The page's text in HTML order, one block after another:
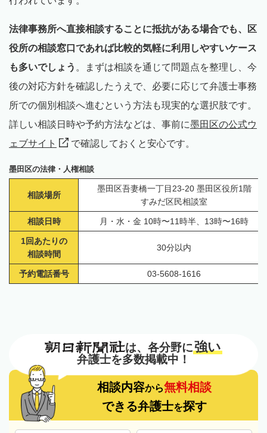
法律事務所へ直接相談することに抵抗がある場合でも、区
役所の相談窓口であれば比較的気軽に利用しやすいケース
も多いでしょう 。まずは相談を通じて問題点を整理し、今
後の対応方針を確認したうえで、必要に応じて弁護士事務
所での個別相談へ進むという方法も現実的な選択肢です。
詳しい相談日時や予約方法などは、事前に墨田区の公式ウ
ェブサイト
で確認しておくと安心です。
墨田区の法律・人権相談
相談場所
墨田区吾妻橋一丁目23-20 墨田区役所1階
すみだ区民相談室
相談日時 月・水・金 10時〜11時半、13時〜16時
1回あたりの
相談時間
30分以内
予約電話番号 03-5608-1616
は、各分野に強い
弁護士を多数掲載中！
相談内容から無料相談
できる弁護士を探す